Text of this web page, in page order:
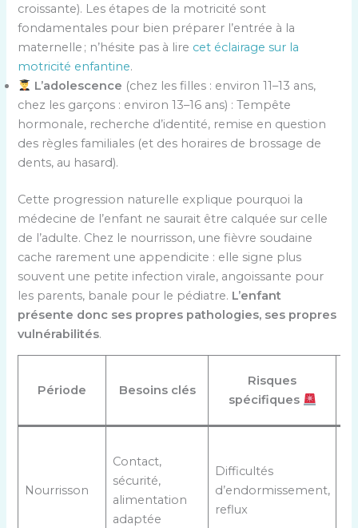
croissante). Les étapes de la motricité sont
fondamentales pour bien préparer l’entrée à la
maternelle ; n’hésite pas à lire cet éclairage sur la
motricité enfantine.
L’adolescence (chez les filles : environ 11–13 ans,
chez les garçons : environ 13–16 ans) : Tempête
hormonale, recherche d’identité, remise en question
des règles familiales (et des horaires de brossage de
dents, au hasard).
Cette progression naturelle explique pourquoi la
médecine de l’enfant ne saurait être calquée sur celle
de l’adulte. Chez le nourrisson, une fièvre soudaine
cache rarement une appendicite : elle signe plus
souvent une petite infection virale, angoissante pour
les parents, banale pour le pédiatre. L’enfant
présente donc ses propres pathologies, ses propres
vulnérabilités.
Période Besoins clés
Risques
spécifiques
Nourrisson
Contact,
sécurité,
alimentation
adaptée
Difficultés
d’endormissement,
reflux